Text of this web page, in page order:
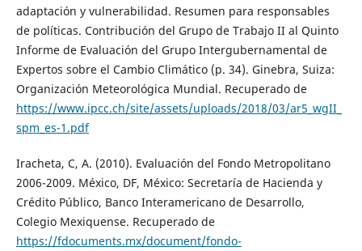
adaptación y vulnerabilidad. Resumen para responsables
de políticas. Contribución del Grupo de Trabajo II al Quinto
Informe de Evaluación del Grupo Intergubernamental de
Expertos sobre el Cambio Climático (p. 34). Ginebra, Suiza:
Organización Meteorológica Mundial. Recuperado de
https://www.ipcc.ch/site/assets/uploads/2018/03/ar5_wgII_
spm_es-1.pdf
Iracheta, C, A. (2010). Evaluación del Fondo Metropolitano
2006-2009. México, DF, México: Secretaría de Hacienda y
Crédito Público, Banco Interamericano de Desarrollo,
Colegio Mexiquense. Recuperado de
https://fdocuments.mx/document/fondo-